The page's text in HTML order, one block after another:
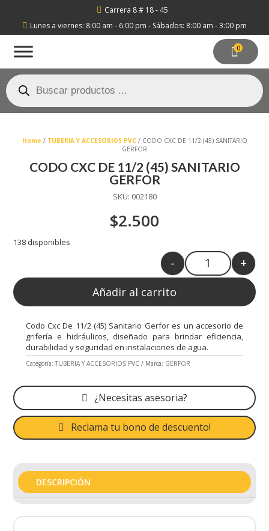
 Carrera 8 # 18 - 45
 Lunes a viernes: 8:00 am - 6:00 pm - Sábados: 8:00 am - 3:00 pm
0
Búsqueda
de
productos
Home / TUBERIA Y ACCESORIOS PVC / CODO CXC DE 11/2 (45) SANITARIO
GERFOR
CODO CXC DE 11/2 (45) SANITARIO
GERFOR
SKU: 002180
$2.500
138 disponibles
Quantity
- +
Añadir al carrito
Codo Cxc De 11/2 (45) Sanitario Gerfor es un accesorio de
grifería e hidráulicos, diseñado para brindar eficiencia,
durabilidad y seguridad en instalaciones de agua.
Categoría: TUBERIA Y ACCESORIOS PVC Marca: GERFOR
¿Necesitas asesoria?
Reclama tu bono de descuento!
DESCRIPCIÓN